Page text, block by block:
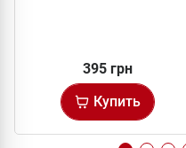
395 грн
Купить